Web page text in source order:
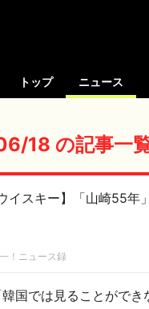
トップ ニュース
18 の記事一
ウイスキー】「山崎55
！ニュース録
国では見ることができ